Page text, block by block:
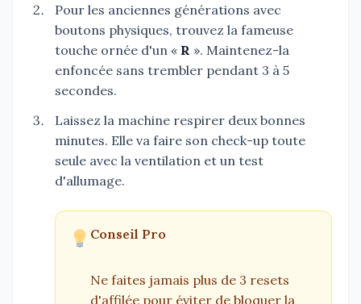
Pour les anciennes générations avec
boutons physiques, trouvez la fameuse
touche ornée d'un « R ». Maintenez-la
enfoncée sans trembler pendant 3 à 5
secondes.
Laissez la machine respirer deux bonnes
minutes. Elle va faire son check-up toute
seule avec la ventilation et un test
d'allumage.
Conseil Pro
Ne faites jamais plus de 3 resets
d'affilée pour éviter de bloquer la